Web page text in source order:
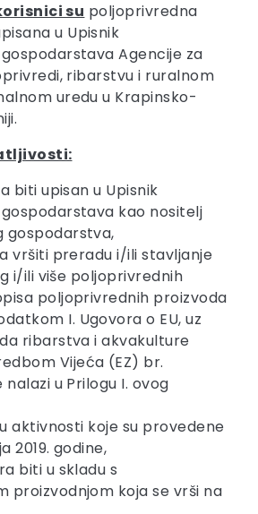
su poljoprivredna
u Upisnik
Agencije za
ribarstvu i ruralnom
uredu u Krapinsko-
biti upisan u Upisnik
kao nositelj
gospodarstva,
vršiti preradu i/ili stavljanje
i/ili više poljoprivrednih
poljoprivrednih proizvoda
I. Ugovora o EU, uz
ribarstva i akvakulture
Vijeća (EZ) br.
nalazi u Prilogu I. ovog
aktivnosti koje su provedene
2019. godine,
biti u skladu s
proizvodnjom koja se vrši na